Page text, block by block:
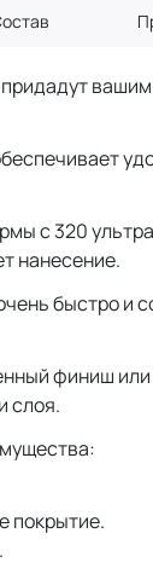
с 320
нанесение.
быстро и
финиш
слоя.
покрытие.